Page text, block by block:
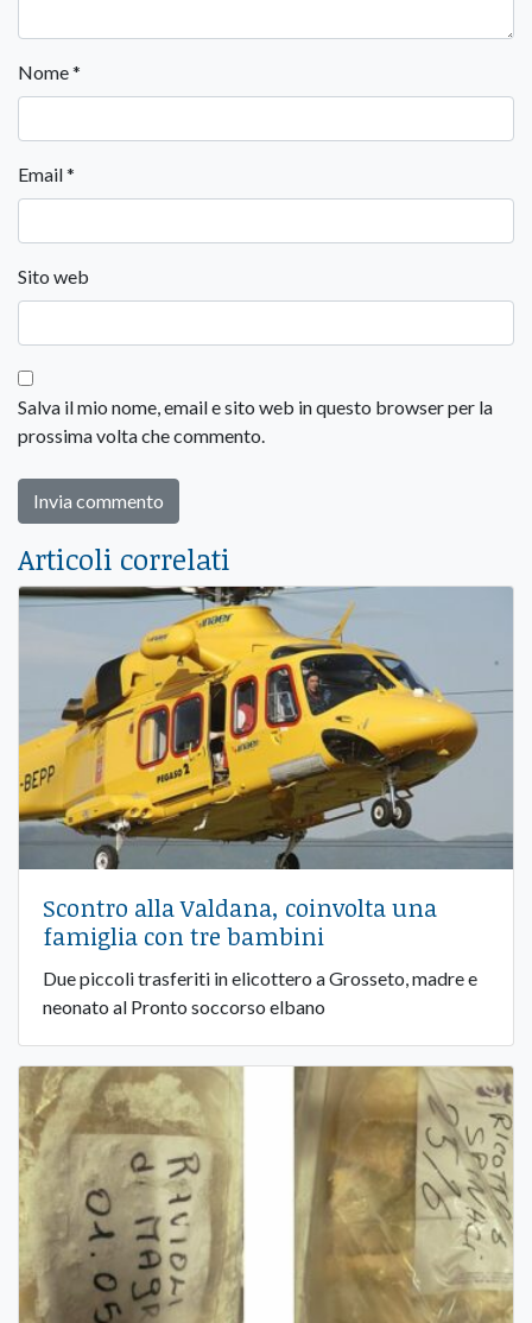
Nome*
Email*
Sito web
Salva il mio nome, email e sito web in questo browser per la
prossima volta che commento.
Articoli correlati
Scontro alla Valdana, coinvolta una
famiglia con tre bambini
Due piccoli trasferiti in elicottero a Grosseto, madre e
neonato al Pronto soccorso elbano